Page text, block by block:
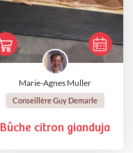
Marie-Agnes Muller
Conseillère Guy Demarle
Bûche citron gianduja